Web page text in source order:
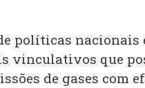
políticas nacionais
vinculativos que
de gases com